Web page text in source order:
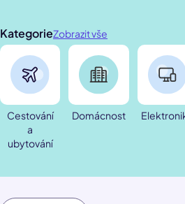
KategorieZobrazit vše
Cestování
a
ubytování
Domácnost